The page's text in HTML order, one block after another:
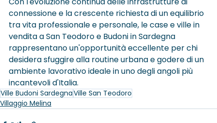
connessione e la crescente richiesta di un equilibrio
tra vita professionale e personale, le case e ville in
vendita a San Teodoro e Budoni in Sardegna
rappresentano un'opportunità eccellente per chi
desidera sfuggire alla routine urbana e godere di un
ambiente lavorativo ideale in uno degli angoli più
incantevoli d'Italia.
Ville Budoni SardegnaVille San Teodoro
Villaggio Melina